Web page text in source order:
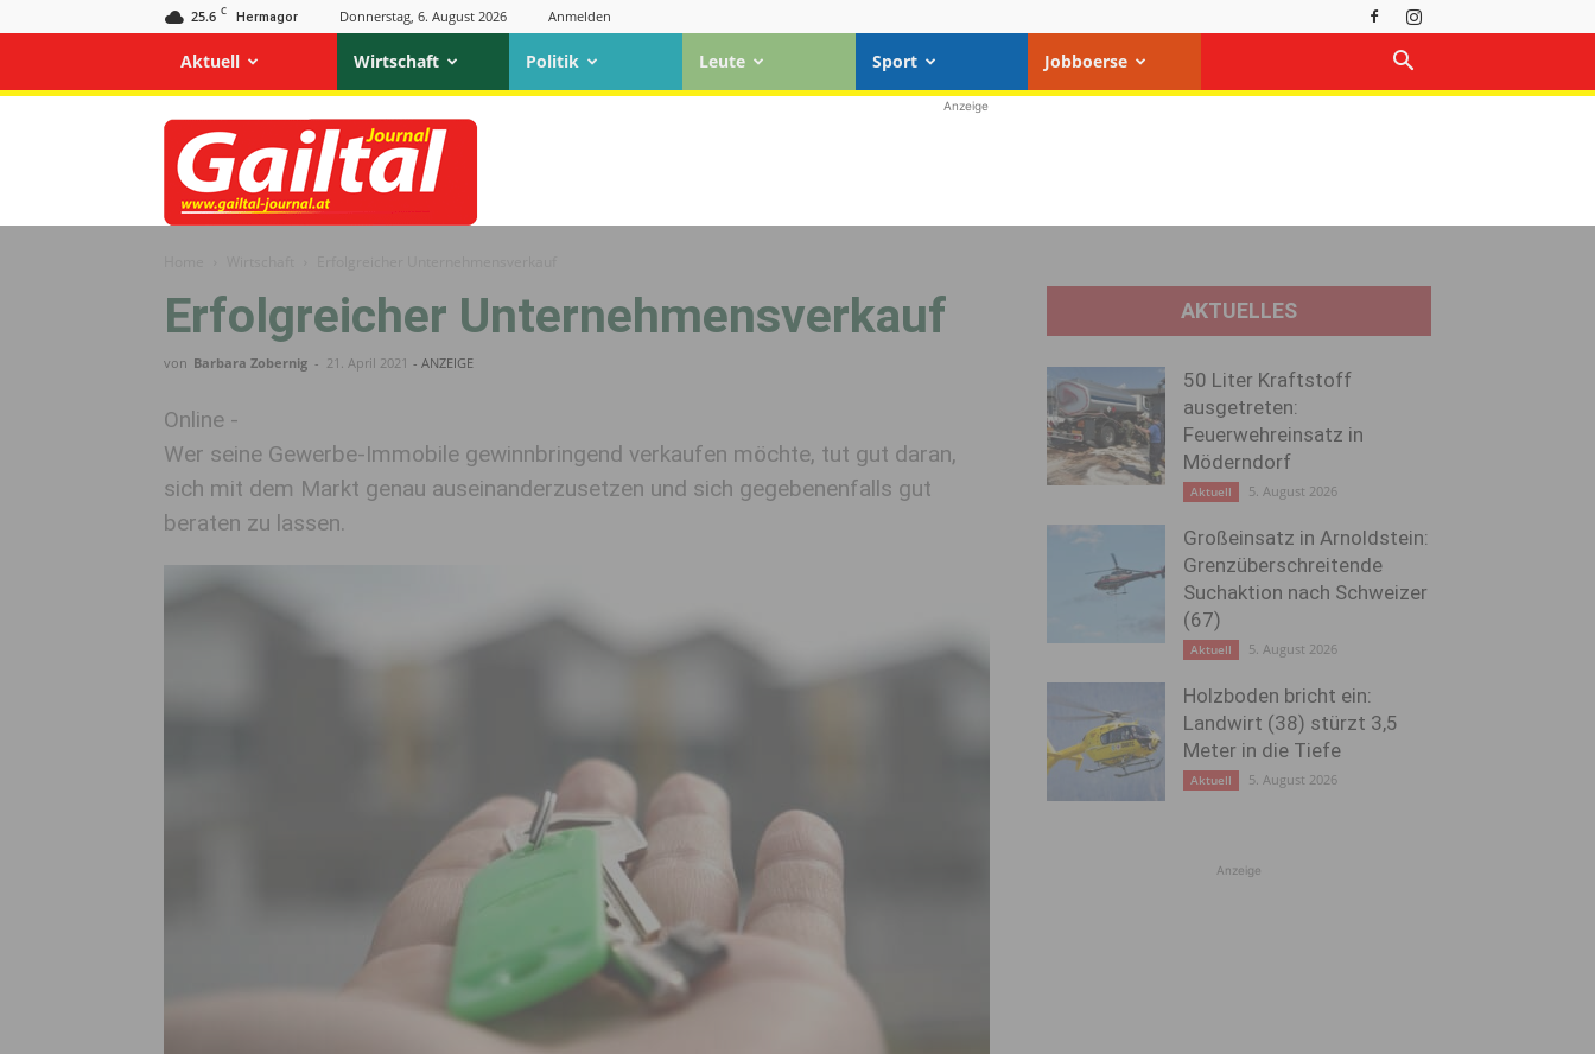
25.6 C Hermagor Donnerstag, 6. August 2026 Anmelden
Aktuell Wirtschaft Politik Leute Sport Jobboerse
Gailtal
Journal
Anzeige
Erfolgreicher Unternehmensverkauf
von Barbara Zobernig - 21. April 2021 - ANZEIGE
Online -
Wer seine Gewerbe-Immobile gewinnbringend verkaufen möchte, tut gut daran,
sich mit dem Markt genau auseinanderzusetzen und sich gegebenenfalls gut
beraten zu lassen.
AKTUELLES
50 Liter Kraftstoff
ausgetreten:
Feuerwehreinsatz in
Möderndorf
Aktuell 5. August 2026
Großeinsatz in Arnoldstein:
Grenzüberschreitende
Suchaktion nach Schweizer
(67)
Aktuell 5. August 2026
Holzboden bricht ein:
Landwirt (38) stürzt 3,5
Meter in die Tiefe
Aktuell 5. August 2026
Anzeige